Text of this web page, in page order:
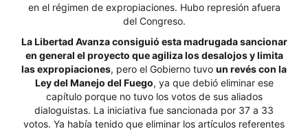
en el régimen de expropiaciones. Hubo represión afuera
del Congreso.
La Libertad Avanza consiguió esta madrugada sancionar
en general el proyecto que agiliza los desalojos y limita
las expropiaciones, pero el Gobierno tuvo un revés con la
Ley del Manejo del Fuego, ya que debió eliminar ese
capítulo porque no tuvo los votos de sus aliados
dialoguistas. La iniciativa fue sancionada por 37 a 33
votos. Ya había tenido que eliminar los artículos referentes